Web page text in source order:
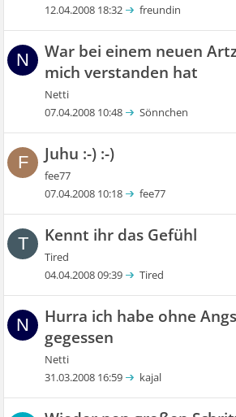
12.04.2008 18:32 freundin
N
War bei einem neuen
mich verstanden hat
Netti
07.04.2008 10:48 Sönnchen
F Juhu :-) :-)
fee77
07.04.2008 10:18 fee77
T Kennt ihr das Gefühl
Tired
04.04.2008 09:39 Tired
N
Hurra ich habe ohne
gegessen
Netti
31.03.2008 16:59 kajal